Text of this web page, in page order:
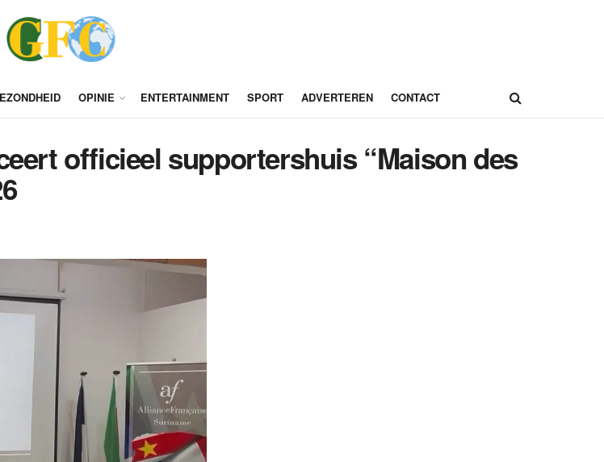
OPINIE ENTERTAINMENT SPORT ADVERTEREN CONTACT
officieel supportershuis “Maison des